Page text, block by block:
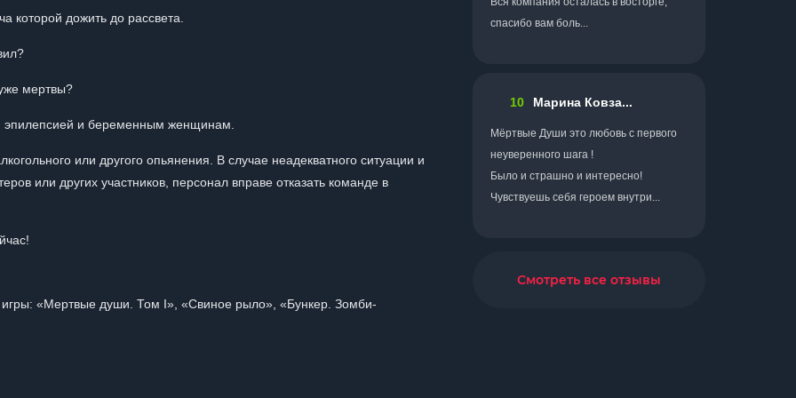
которой дожить до рассвета.
мертвы?
эпилепсией и беременным женщинам.
или другого опьянения. В случае неадекватного ситуации и
или других участников, персонал вправе отказать команде в
«Мертвые души. Том I», «Свиное рыло», «Бункер. Зомби-
спасибо вам боль...
10 Марина Ковза...
Мёртвые Души это любовь с первого
неуверенного шага !
Было и страшно и интересно!
Чувствуешь себя героем внутри...
Смотреть все отзывы